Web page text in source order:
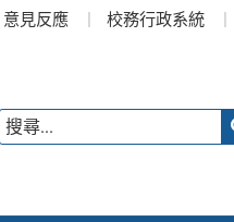
意見反應 校務行政系統